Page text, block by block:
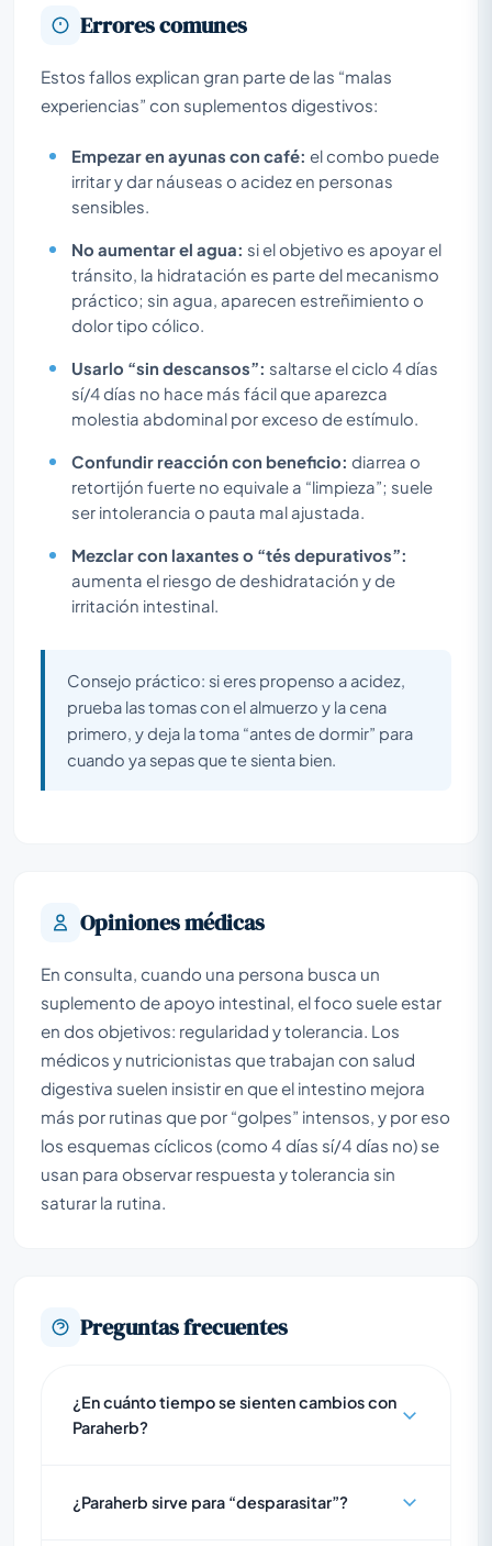
Errores comunes
Estos fallos explican gran parte de las “malas
experiencias” con suplementos digestivos:
Empezar en ayunas con café: el combo puede
irritar y dar náuseas o acidez en personas
sensibles.
No aumentar el agua: si el objetivo es apoyar el
tránsito, la hidratación es parte del mecanismo
práctico; sin agua, aparecen estreñimiento o
dolor tipo cólico.
Usarlo “sin descansos”: saltarse el ciclo 4 días
sí/4 días no hace más fácil que aparezca
molestia abdominal por exceso de estímulo.
Confundir reacción con beneficio: diarrea o
retortijón fuerte no equivale a “limpieza”; suele
ser intolerancia o pauta mal ajustada.
Mezclar con laxantes o “tés depurativos”:
aumenta el riesgo de deshidratación y de
irritación intestinal.
Consejo práctico: si eres propenso a acidez,
prueba las tomas con el almuerzo y la cena
primero, y deja la toma “antes de dormir” para
cuando ya sepas que te sienta bien.
Opiniones médicas
En consulta, cuando una persona busca un
suplemento de apoyo intestinal, el foco suele estar
en dos objetivos: regularidad y tolerancia. Los
médicos y nutricionistas que trabajan con salud
digestiva suelen insistir en que el intestino mejora
más por rutinas que por “golpes” intensos, y por eso
los esquemas cíclicos (como 4 días sí/4 días no) se
usan para observar respuesta y tolerancia sin
saturar la rutina.
Preguntas frecuentes
¿En cuánto tiempo se sienten cambios con
Paraherb?
¿Paraherb sirve para “desparasitar”?